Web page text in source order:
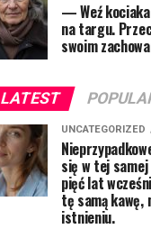
— Weź
na targu.
swoim
LATEST
UNCATEGORIZED
się w tej
pięć lat
tę samą kawę,
istnieniu.